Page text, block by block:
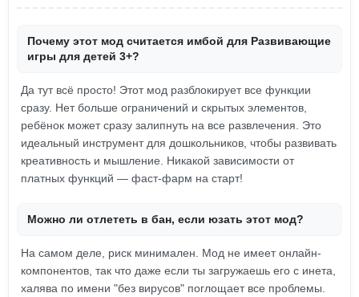
Почему этот мод считается имбой для Развивающие
игры для детей 3+?
Да тут всё просто! Этот мод разблокирует все функции
сразу. Нет больше ограничений и скрытых элементов,
ребёнок может сразу залипнуть на все развлечения. Это
идеальный инструмент для дошкольников, чтобы развивать
креативность и мышление. Никакой зависимости от
платных функций — фаст-фарм на старт!
Можно ли отлететь в бан, если юзать этот мод?
На самом деле, риск минимален. Мод не имеет онлайн-
компонентов, так что даже если ты загружаешь его с инета,
халява по имени "без вирусов" поглощает все проблемы.